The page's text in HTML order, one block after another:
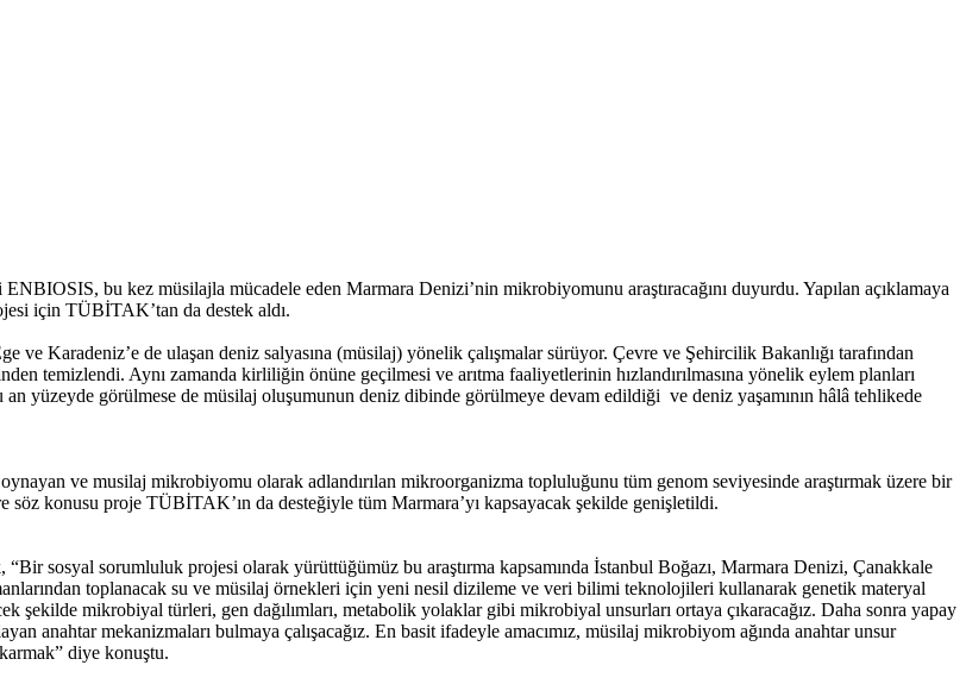
bu kez müsilajla mücadele eden Marmara Denizi’nin mikrobiyomunu araştıracağını duyurdu. Yapılan açıklamaya
için TÜBİTAK’tan da destek aldı.
ve Karadeniz’e de ulaşan deniz salyasına (müsilaj) yönelik çalışmalar sürüyor. Çevre ve Şehircilik Bakanlığı tarafından
temizlendi. Aynı zamanda kirliliğin önüne geçilmesi ve arıtma faaliyetlerinin hızlandırılmasına yönelik eylem planları
yüzeyde görülmese de müsilaj oluşumunun deniz dibinde görülmeye devam edildiği ve deniz yaşamının hâlâ tehlikede
ve musilaj mikrobiyomu olarak adlandırılan mikroorganizma topluluğunu tüm genom seviyesinde araştırmak üzere bir
söz konusu proje TÜBİTAK’ın da desteğiyle tüm Marmara’yı kapsayacak şekilde genişletildi.
sosyal sorumluluk projesi olarak yürüttüğümüz bu araştırma kapsamında İstanbul Boğazı, Marmara Denizi, Çanakkale
toplanacak su ve müsilaj örnekleri için yeni nesil dizileme ve veri bilimi teknolojileri kullanarak genetik materyal
şekilde mikrobiyal türleri, gen dağılımları, metabolik yolaklar gibi mikrobiyal unsurları ortaya çıkaracağız. Daha sonra yapay
anahtar mekanizmaları bulmaya çalışacağız. En basit ifadeyle amacımız, müsilaj mikrobiyom ağında anahtar unsur
diye konuştu.